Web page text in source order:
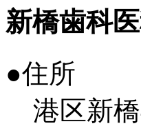
新橋歯科
●住所
港区新